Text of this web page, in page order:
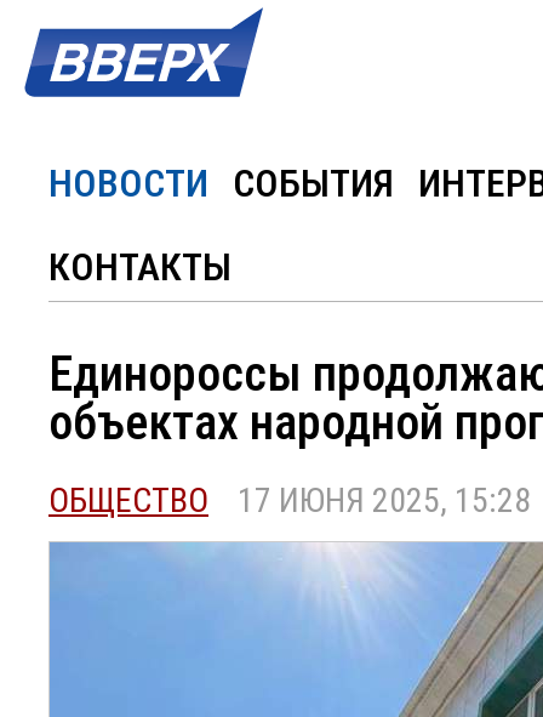
НОВОСТИ СОБЫТИЯ
КОНТАКТЫ
Единороссы
объектах народной
ОБЩЕСТВО 17 ИЮНЯ 2025, 15:28